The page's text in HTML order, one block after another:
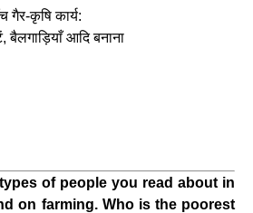
गैर-कृषि कार्य:
बैलगाड़ियाँ आदि बनाना
of people you read about in
on farming. Who is the poorest